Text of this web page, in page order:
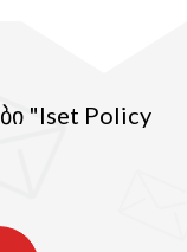
"Iset Policy